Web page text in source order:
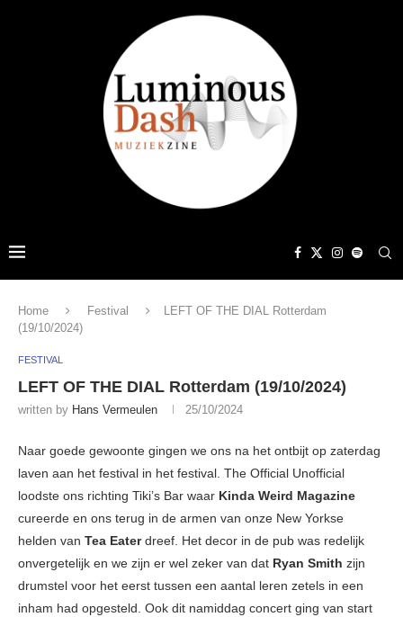
Home Festival
LEFT OF THE DIAL Rotterdam
(19/10/2024)
FESTIVAL
LEFT OF THE DIAL Rotterdam (19/10/2024)
written by Hans Vermeulen 25/10/2024
Naar goede gewoonte gingen we ons na het ontbijt op zaterdag
laven aan het festival in het festival. The Official Unofficial
loodste ons richting Tiki’s Bar waar Kinda Weird Magazine
cureerde en ons terug in de armen van onze New Yorkse
helden van Tea Eaterdreef. Het decor in de pub was redelijk
onvergetelijk en we zijn er wel zeker van dat Ryan Smith zijn
drumstel voor het eerst tussen een aantal leren zetels in een
inham had opgesteld. Ook dit namiddag concert ging van start